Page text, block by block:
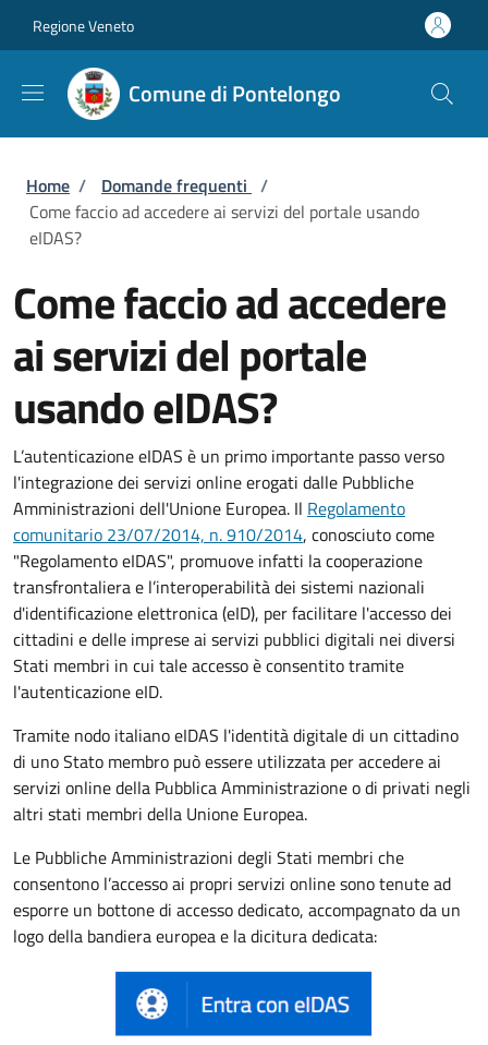
Regione Veneto
Comune di Pontelongo
Briciole di pane
Home / Domande frequenti /
Come faccio ad accedere ai servizi del portale usando
eIDAS?
Come faccio ad accedere
ai servizi del portale
usando eIDAS?
L’autenticazione eIDAS è un primo importante passo verso
l'integrazione dei servizi online erogati dalle Pubbliche
Amministrazioni dell'Unione Europea. Il Regolamento
comunitario 23/07/2014, n. 910/2014, conosciuto come
"Regolamento eIDAS", promuove infatti la cooperazione
transfrontaliera e l’interoperabilità dei sistemi nazionali
d'identificazione elettronica (eID), per facilitare l'accesso dei
cittadini e delle imprese ai servizi pubblici digitali nei diversi
Stati membri in cui tale accesso è consentito tramite
l'autenticazione eID.
Tramite nodo italiano eIDAS l'identità digitale di un cittadino
di uno Stato membro può essere utilizzata per accedere ai
servizi online della Pubblica Amministrazione o di privati negli
altri stati membri della Unione Europea.
Le Pubbliche Amministrazioni degli Stati membri che
consentono l’accesso ai propri servizi online sono tenute ad
esporre un bottone di accesso dedicato, accompagnato da un
logo della bandiera europea e la dicitura dedicata: